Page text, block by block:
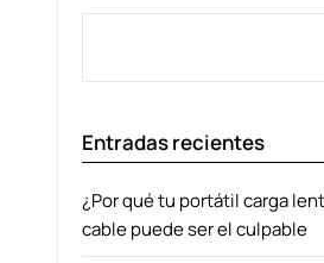
Entradas recientes
¿Por qué tu portátil carga
cable puede ser el culpable